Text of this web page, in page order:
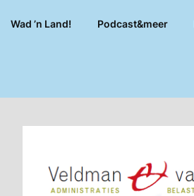
Wad ’n Land! Podcast&meer